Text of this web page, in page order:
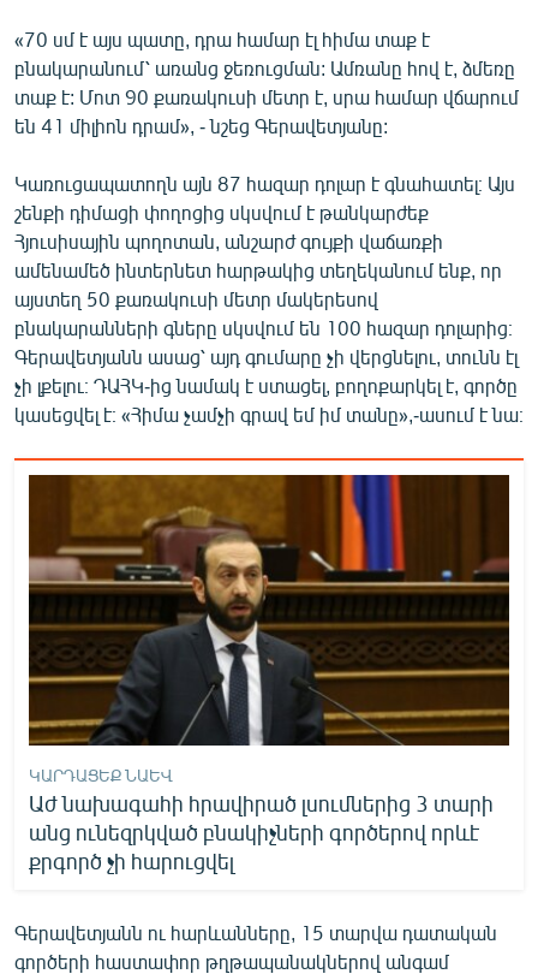
«70 սմ է այս պատը, դրա համար էլ հիմա տաք է
բնակարանում՝ առանց ջեռուցման: Ամռանը հով է, ձմեռը
տաք է: Մոտ 90 քառակուսի մետր է, սրա համար վճարում
են 41 միլիոն դրամ», - նշեց Գերավետյանը:
Կառուցապատողն այն 87 հազար դոլար է գնահատել։ Այս
շենքի դիմացի փողոցից սկսվում է թանկարժեք
Հյուսիսային պողոտան, անշարժ գույքի վաճառքի
ամենամեծ ինտերնետ հարթակից տեղեկանում ենք, որ
այստեղ 50 քառակուսի մետր մակերեսով
բնակարանների գները սկսվում են 100 հազար դոլարից։
Գերավետյանն ասաց՝ այդ գումարը չի վերցնելու, տունն էլ
չի լքելու։ ԴԱՀԿ-ից նամակ է ստացել, բողոքարկել է, գործը
կասեցվել է։ «Հիմա չամչի գրավ եմ իմ տանը»,-ասում է նա։
ԿԱՐԴԱՑԵՔ ՆԱԵՎ
Աժ նախագահի հրավիրած լսումներից 3 տարի
անց ունեզրկված բնակիչների գործերով որևէ
քրգործ չի հարուցվել
Գերավետյանն ու հարևանները, 15 տարվա դատական
գործերի հաստափոր թղթապանակներով անգամ